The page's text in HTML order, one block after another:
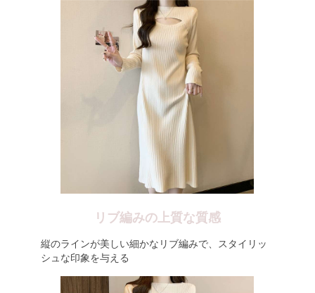
リブ編みの上質な質感
縦のラインが美しい細かなリブ編みで、スタイリッ
シュな印象を与える